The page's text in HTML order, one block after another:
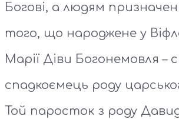
Богові, а людям
того, що народжене у
Марії Діви Богонемовля –
спадкоємець роду
Той паросток з роду